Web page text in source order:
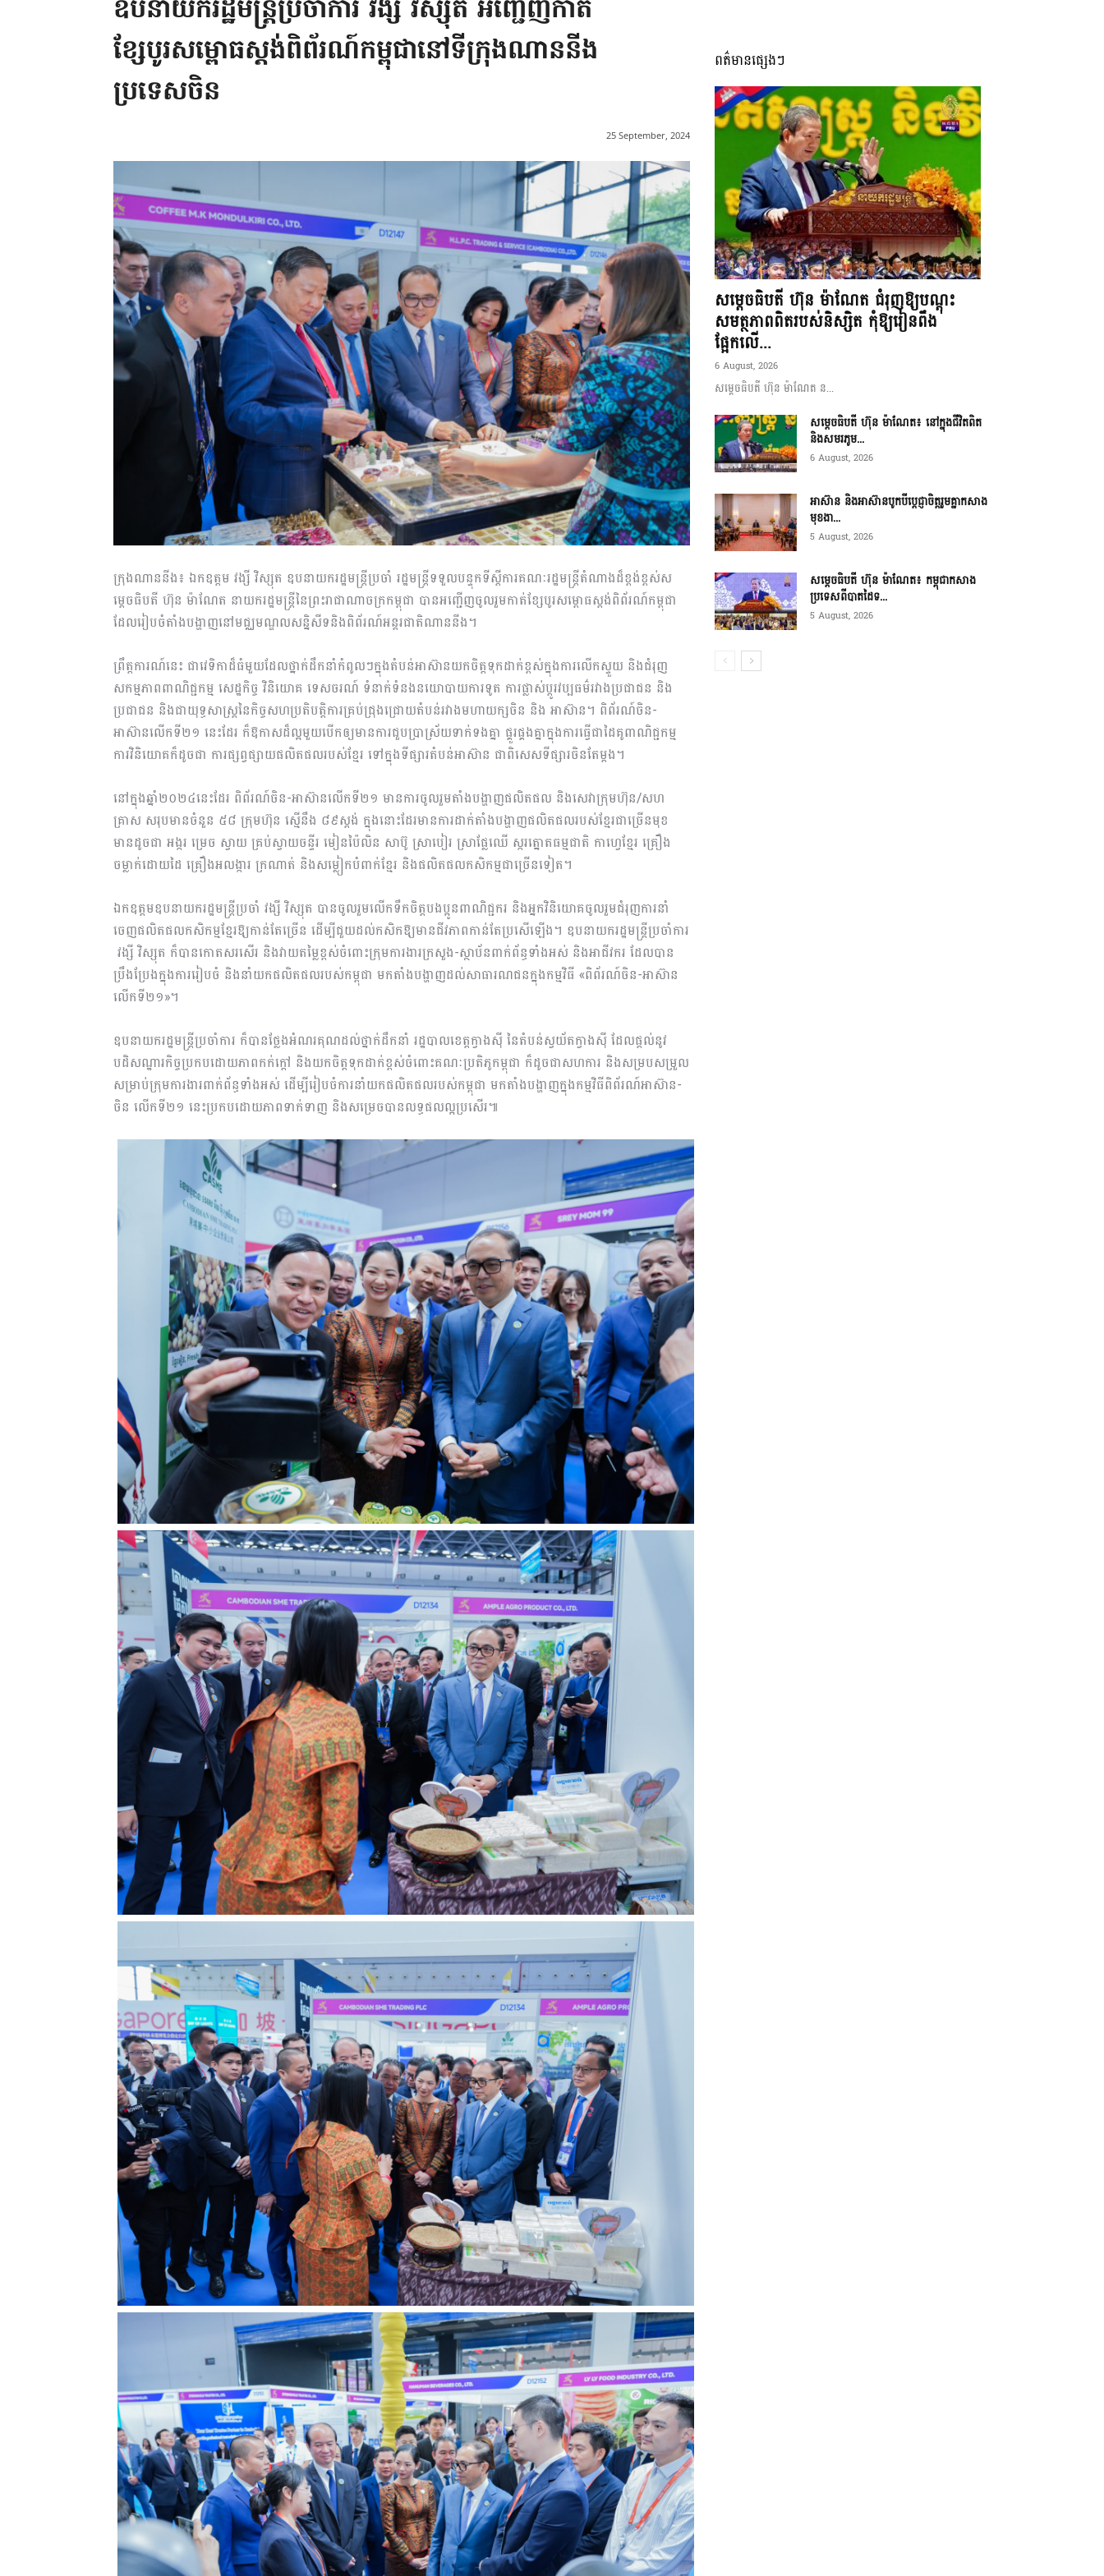
ភាព​
ព័ត៌មាន​
និង
ប្រតិកម្ម
រហ័ស
ឧបនាយករដ្ឋមន្ត្រីប្រចាំការ វង្សី វិស្សុត​ អញ្ជើញកាត់
ខ្សែបូរសម្ពោធស្តង់ពិព័រណ៍កម្ពុជានៅទីក្រុងណាននីង
ប្រទេសចិន
25 September, 2024
ក្រុងណាននីង៖ ឯកឧត្តម វង្សី វិស្សុត ឧបនាយករដ្ឋមន្ត្រីប្រចាំ រដ្ឋមន្រ្តីទទួលបន្ទុកទីស្តីការគណៈរដ្ឋមន្ត្រីតំណាងដ៏ខ្ពង់ខ្ពស់ស
ម្តេចធិបតី ហ៊ុន ម៉ាណែត នាយករដ្ឋមន្ត្រីនៃព្រះរាជាណាចក្រកម្ពុជា បានអញ្ជើញចូលរួមកាត់ខ្សែបូ​រសម្ពោធស្តង់ពិព័រណ៍កម្ពុជា
ដែលរៀបចំតាំង​បង្ហាញនៅមជ្ឈមណ្ឌលសន្និសីទនិងពិព័រណ៍អន្តរជាតិណាននីង។
ព្រឹត្តការណ៍នេះ ជាវេទិកាដ៏ធំមួយដែលថ្នាក់ដឹកនាំកំពូលៗក្នុងតំបន់អាស៊ានយកចិត្តទុកដាក់​ខ្ពស់ក្នុងការលើកស្ទួយ និងជំរុញ
សកម្មភាពពាណិជ្ជកម្ម សេដ្ឋកិច្ច វិនិយោគ ទេសចរណ៍ ទំនាក់ទំនងនយោបាយការទូត ការផ្លាស់ប្តូរវប្បធម៌រវាងប្រជាជន និង​
ប្រជាជន និង​ជាយុទ្ធសាស្ត្រនៃកិច្ចសហប្រតិបត្តិការគ្រប់ជ្រុងជ្រោយតំបន់រវាងមហាយក្សចិន​ និង អាស៊ាន។ ពិព័រណ៍ចិន-
អាស៊ានលើកទី២១ នេះដែរ ក៏ឱកាសដ៏ល្អមួយបើកឲ្យមានការជួបប្រាស្រ័យទាក់ទងគ្នា ផ្គួរផ្គងគ្នាក្នុងការធ្វើជាដៃគូពាណិជ្ជកម្ម
ការវិនិយោគក៏ដូចជា ការផ្សព្វផ្សាយផលិតផលរបស់ខ្មែរ ទៅក្នុងទីផ្សារតំបន់អាស៊ាន ជាពិសេសទីផ្សារចិន​តែម្តង​។
នៅក្នុងឆ្នាំ២០២៤នេះដែរ ពិព័រណ៍ចិន-អាស៊ានលើកទី២១ មានការចូលរួមតាំងបង្ហាញផលិតផល និងសេវាក្រុមហ៊ុន/សហ
គ្រាស សរុបមានចំនួន​ ៥៨ ក្រុមហ៊ុន ស្មើនឹង​ ៨៩ស្តង់ ក្នុងនោះដែរមានការដាក់តាំងបង្ហាញផលិតផលរបស់ខ្មែរជាច្រើនមុខ
មានដូចជា អង្ករ ម្រេច ស្វាយ គ្រប់ស្វាយចន្ទីរ មៀនប៉ៃលិន សាប៊ូ ស្រាបៀរ ស្រាផ្លែឈើ ស្ករត្នោតធម្មជាតិ កាហ្វេខ្មែរ គ្រឿង
ចម្លាក់ដោយដៃ គ្រឿងអលង្ការ ក្រណាត់ និងសម្លៀកបំពាក់ខ្មែរ និងផលិតផលកសិកម្មជាច្រើនទៀត។
ឯកឧត្តមឧបនាយករដ្ឋមន្ត្រីប្រចាំ វង្សី វិស្សុត បានចូលរួមលើកទឹកចិត្តបងប្អូនពាណិជ្ជករ និងអ្នកវិនិយោគចូលរួមជំរុញ​ការនាំ​
ចេញ​ផលិតផលកសិកម្មខ្មែរឱ្យកាន់តែច្រើន ដើម្បីជួយដល់កសិកឱ្យមានជីវភាព​កាន់តែ​ប្រសើឡើង។ ឧបនាយករដ្ឋមន្ត្រីប្រចាំការ
វង្សី វិស្សុត ក៏បានកោតសរសើរ និងវាយតម្លៃខ្ពស់ចំពោះ​ក្រុមការងារ​ក្រសួង-ស្ថាប័នពាក់ព័ន្ធទាំងអស់ និងអាជីវករ ដែលបាន
ប្រឹងប្រែងក្នុងការរៀបចំ និងនាំ​យក​ផលិតផលរបស់កម្ពុជា​ មកតាំងបង្ហាញដល់សាធារណជនក្នុងកម្មវិធី «ពិព័រណ៍ចិន-អាស៊ាន
លើកទី២១»។
ឧបនាយករដ្ឋមន្ត្រីប្រចាំការ ក៏បានថ្លែងអំណរគុណដល់ថ្នាក់ដឹកនាំ រដ្ឋបាលខេត្តក្វាងស៊ី នៃ​តំបន់ស្វយ័តក្វាងស៊ី ដែលផ្តល់នូវ
បដិសណ្ឋារកិច្ចប្រកបដោយភាពកក់ក្តៅ​ និងយកចិត្ត​ទុក​ដាក់​ខ្ពស់ចំពោះគណៈប្រតិភូកម្ពុជា ក៏ដូចជាសហការ និងសម្របសម្រួល
សម្រាប់​ក្រុមការ​ងារ​ពាក់ព័ន្ធទាំងអស់ ដើម្បីរៀបចំការនាំយកផលិតផលរបស់កម្ពុជា មកតាំងបង្ហាញក្នុង​កម្ម​វិធីពិព័រណ៍​អាស៊ាន-
ចិន លើកទី២១ នេះប្រកបដោយភាពទាក់ទាញ និងសម្រេចបានលទ្ធ​ផល​ល្អប្រសើរ៕
ពត៌មានផ្សេងៗ
សម្តេចធិបតី ហ៊ុន ម៉ាណែត ជំរុញឱ្យបណ្តុះ
សមត្ថភាពពិតរបស់និស្សិត កុំឱ្យរៀនពឹង
ផ្អែកលើ...
6 August, 2026
សម្តេចធិបតី ហ៊ុន ម៉ាណែត ន...
សម្តេចធិបតី ហ៊ុន ម៉ាណែត៖ នៅក្នុងជីវិតពិត
និងសមរភូម...
6 August, 2026
អាស៊ាន និងអាស៊ានបូកបីប្តេជ្ញាចិត្តរួមគ្នាកសាង
មុខងា...
5 August, 2026
សម្ដេចធិបតី ហ៊ុន ម៉ាណែត៖ កម្ពុជាកសាង
ប្រទេសពីបាតដៃទ...
5 August, 2026